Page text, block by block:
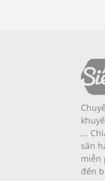
...
săn
miễn
đến